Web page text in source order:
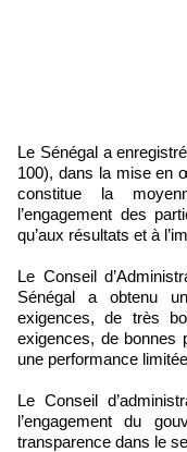
Le Sénégal a enregistré un score global très bon (89 points sur
100), dans la mise en
constitue la
l’engagement des
qu’aux résultats et à
Le Conseil
Sénégal a obtenu
exigences, de très
exigences, de bonnes
une performance
Le Conseil
l’engagement du
transparence dans le